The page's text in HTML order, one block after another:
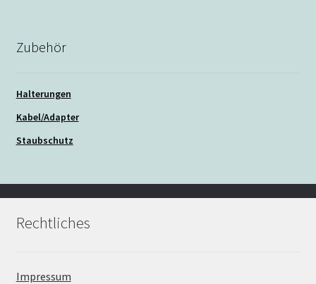
Zubehör
Halterungen
Kabel/Adapter
Staubschutz
Rechtliches
Impressum